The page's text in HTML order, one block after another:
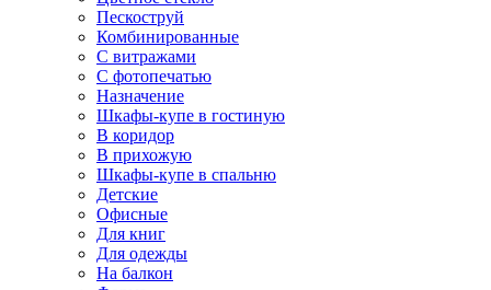
Пескоструй
Комбинированные
С витражами
С фотопечатью
Назначение
Шкафы-купе в гостиную
В коридор
В прихожую
Шкафы-купе в спальню
Детские
Офисные
Для книг
Для одежды
На балкон